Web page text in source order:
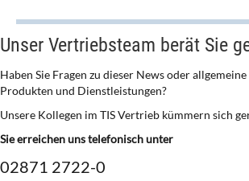
Unser Vertriebsteam berät Sie
Haben Sie Fragen zu dieser News oder
Produkten und Dienstleistungen?
Unsere Kollegen im TIS Vertrieb kümmern sich
Sie erreichen uns telefonisch unter
02871 2722-0